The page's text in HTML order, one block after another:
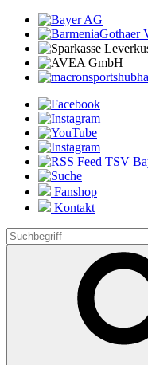
Fanshop
Kontakt